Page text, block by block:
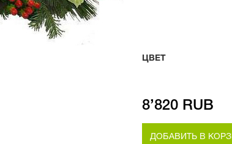
ЦВЕТ
8’820 RUB
ДОБАВИТЬ В